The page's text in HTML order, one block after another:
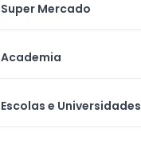
Super Mercado
Academia
Escolas e Universidades